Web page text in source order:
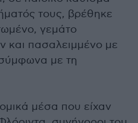
τους, βρέθηκε
γεμάτο
και πασαλειμμένο με
με τη
μέσα που είχαν